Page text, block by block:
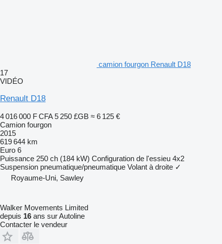
camion fourgon Renault D18
17
VIDÉO
Renault D18
4 016 000 F CFA 5 250 £GB ≈ 6 125 €
Camion fourgon
2015
619 644 km
Euro 6
Puissance 250 ch (184 kW) Configuration de l'essieu 4x2
Suspension pneumatique/pneumatique Volant à droite ✓
Royaume-Uni, Sawley
Walker Movements Limited
depuis 16 ans sur Autoline
Contacter le vendeur